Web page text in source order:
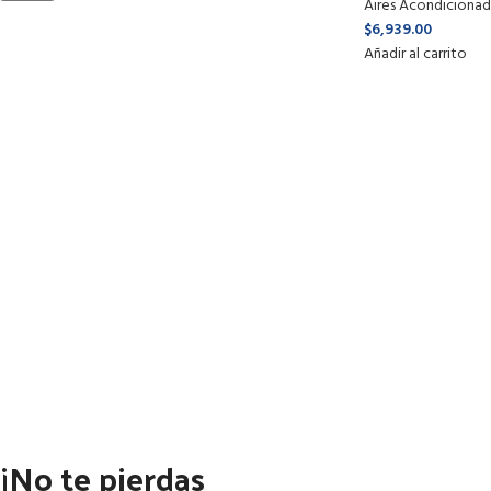
Aires
$6,939.00
Añadir al carrito
¡No te pierdas